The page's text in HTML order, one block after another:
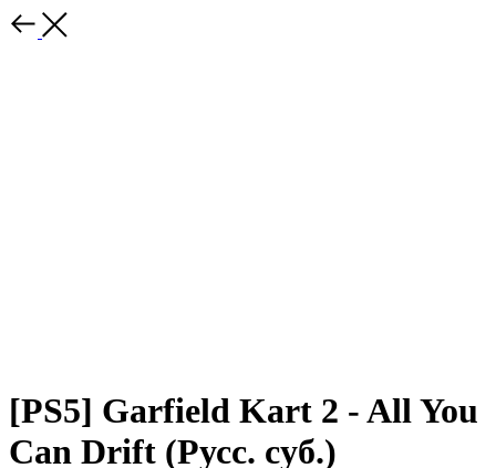
[PS5] Garfield Kart 2 - All You
Can Drift (Русс. суб.)